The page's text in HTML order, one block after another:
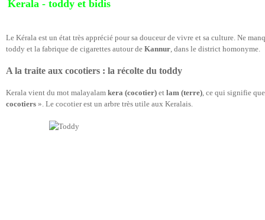
Kerala - toddy et bidis
Le Kérala est un état très apprécié pour sa douceur de vivre et sa culture. Ne
toddy et la fabrique de cigarettes autour de Kannur, dans le district homonyme.
A la traite aux cocotiers : la récolte du toddy
Kerala vient du mot malayalam kera (cocotier) et lam (terre), ce qui signifie
cocotiers ». Le cocotier est un arbre très utile aux Keralais.